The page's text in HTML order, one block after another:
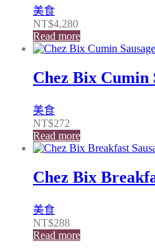
美食
NT$4,280
Read more
Chez Bix Cumin
美食
NT$272
Read more
Chez Bix
美食
NT$288
Read more